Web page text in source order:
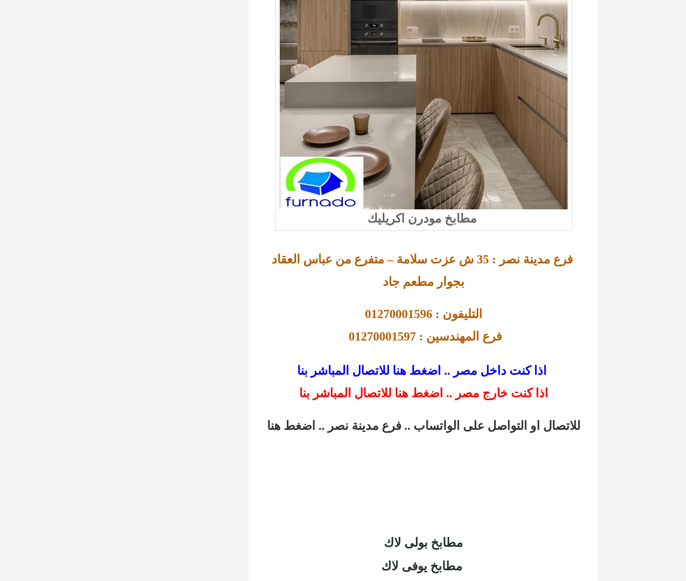
فرع مدينة نصر : 35
ش عزت سلامة – متفرع من عباس العقاد
بجوار مطعم جاد
التليفون : 01270001596
فرع المهندسين : 01270001597
اذا كنت خارج مصر .. اضغط هنا للاتصال المباشر بنا
للاتصال او التواصل على الواتساب .. فرع مدينة نصر .. اضغط هنا
مطابخ بولى لاك
مطابخ يوفى لاك